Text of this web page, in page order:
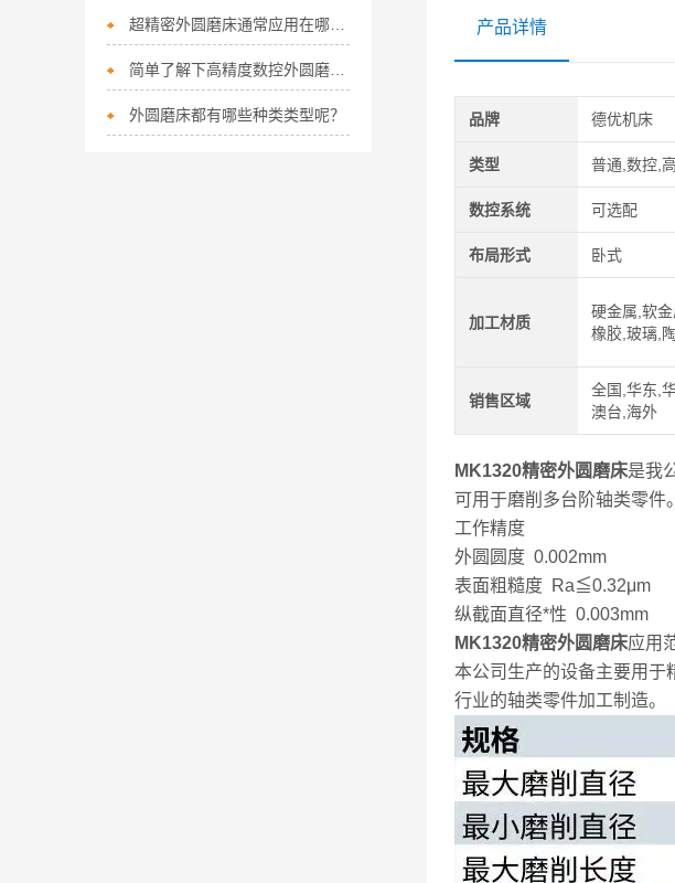
产品详情
品牌 德优机床
类型 普通,数控,
数控系统 可选配
布局形式 卧式
加工材质
硬金属,软
橡胶,玻璃,
销售区域
全国,华东,
澳台,海外
MK1320精密外圆磨床是我
可用于磨削多台阶轴类零件
工作精度
外圆圆度 0.002mm
表面粗糙度 Ra≦0.32μm
纵截面直径*性 0.003mm
MK1320精密外圆磨床应用
本公司生产的设备主要用于
行业的轴类零件加工制造。
外圆磨床都有哪些种类类型呢？